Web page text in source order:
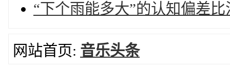
“下个雨能多大”的认知偏差
网站首页: 音乐头条